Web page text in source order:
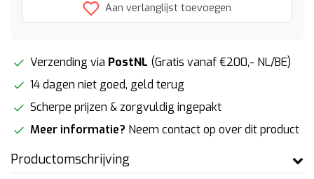
Aan verlanglijst toevoegen
Verzending via PostNL (Gratis vanaf €200,- NL/BE)
14 dagen niet goed, geld terug
Scherpe prijzen & zorgvuldig ingepakt
Meer informatie? Neem contact op over dit product
Productomschrijving